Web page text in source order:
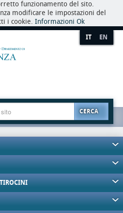
funzionamento del sito.
modificare le impostazioni del
i cookie. Informazioni Ok
IT EN
CERCA